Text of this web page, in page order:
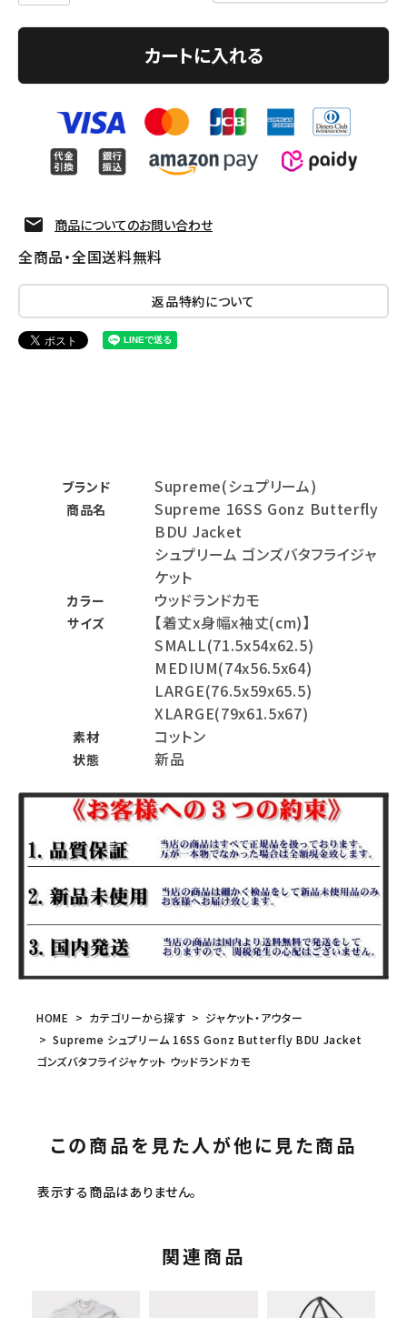
Follow usカートに入れる
商品についてのお問い合わせ
全商品・全国送料無料
返品特約について
ブランド Supreme(シュプリーム)
商品名
Supreme 16SS Gonz Butterfly
BDU Jacket
シュプリーム ゴンズバタフライジャ
ケット
カラー ウッドランドカモ
サイズ
【着丈x身幅x袖丈(cm)】
SMALL(71.5x54x62.5)
MEDIUM(74x56.5x64)
LARGE(76.5x59x65.5)
XLARGE(79x61.5x67)
素材 コットン
状態 新品
HOME カテゴリーから探す
ジャケット・アウター
Supreme シュプリーム 16SS Gonz Butterfly BDU Jacket
ゴンズバタフライジャケット ウッドランドカモ
この商品を見た人が他に見た商品
表示する商品はありません。
関連商品